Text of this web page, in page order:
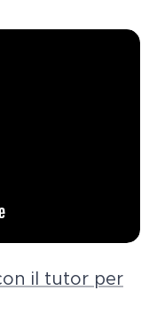
il tutor per